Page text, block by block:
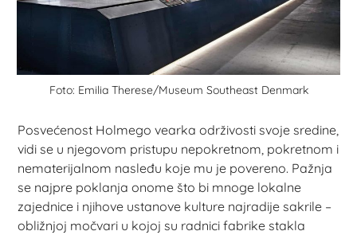
Foto: Emilia Therese/Museum Southeast Denmark
Posvećenost Holmego vearka održivosti svoje sredine,
vidi se u njegovom pristupu nepokretnom, pokretnom i
nematerijalnom nasleđu koje mu je povereno. Pažnja
se najpre poklanja onome što bi mnoge lokalne
zajednice i njihove ustanove kulture najradije sakrile –
obližnjoj močvari u kojoj su radnici fabrike stakla